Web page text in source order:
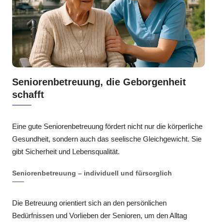
Seniorenbetreuung, die Geborgenheit
schafft
Eine gute Seniorenbetreuung fördert nicht nur die körperliche
Gesundheit, sondern auch das seelische Gleichgewicht. Sie
gibt Sicherheit und Lebensqualität.
Seniorenbetreuung – individuell und fürsorglich
Die Betreuung orientiert sich an den persönlichen
Bedürfnissen und Vorlieben der Senioren, um den Alltag